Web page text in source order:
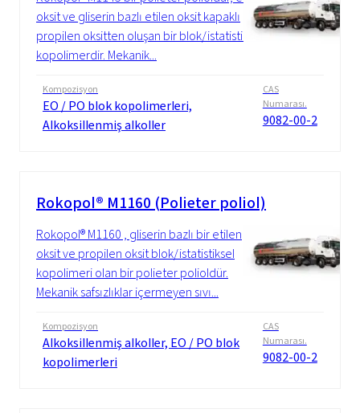
oksit ve gliserin bazlı etilen oksit kapaklı
propilen oksitten oluşan bir blok/istatistiksel
kopolimerdir. Mekanik...
Kompozisyon
EO / PO blok kopolimerleri,
Alkoksillenmiş alkoller
CAS
Numarası.
9082-00-2
Rokopol® M1160 (Polieter poliol)
Rokopol® M1160 , gliserin bazlı bir etilen
oksit ve propilen oksit blok/istatistiksel
kopolimeri olan bir polieter polioldür.
Mekanik safsızlıklar içermeyen sıvı...
Kompozisyon
Alkoksillenmiş alkoller, EO / PO blok
kopolimerleri
CAS
Numarası.
9082-00-2